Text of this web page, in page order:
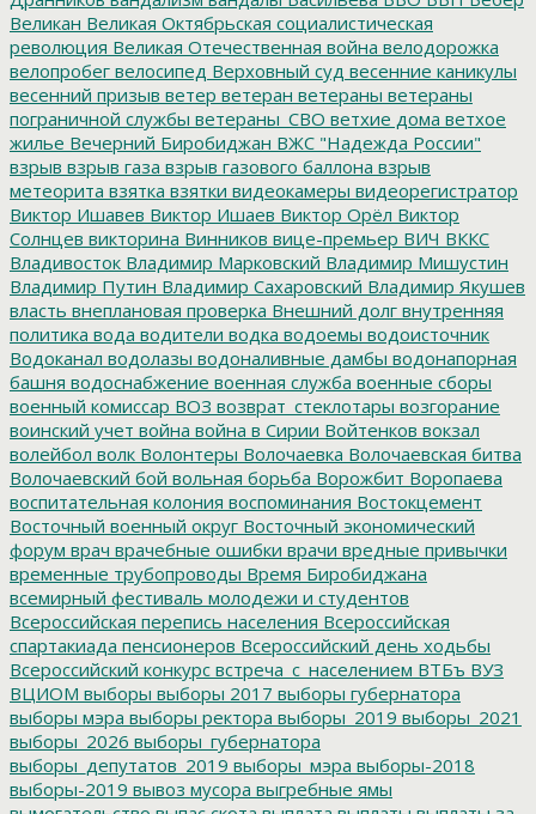
Великан Великая Октябрьская социалистическая
революция Великая Отечественная война велодорожка
велопробег велосипед Верховный суд весенние каникулы
весенний призыв ветер ветеран ветераны ветераны
пограничной службы ветераны_СВО ветхие дома ветхое
жилье Вечерний Биробиджан ВЖС "Надежда России"
взрыв взрыв газа взрыв газового баллона взрыв
метеорита взятка взятки видеокамеры видеорегистратор
Виктор Ишавев Виктор Ишаев Виктор Орёл Виктор
Солнцев викторина Винников вице-премьер ВИЧ ВККС
Владивосток Владимир Марковский Владимир Мишустин
Владимир Путин Владимир Сахаровский Владимир Якушев
власть внеплановая проверка Внешний долг внутренняя
политика вода водители водка водоемы водоисточник
Водоканал водолазы водоналивные дамбы водонапорная
башня водоснабжение военная служба военные сборы
военный комиссар ВОЗ возврат_стеклотары возгорание
воинский учет война война в Сирии Войтенков вокзал
волейбол волк Волонтеры Волочаевка Волочаевская битва
Волочаевский бой вольная борьба Ворожбит Воропаева
воспитательная колония воспоминания Востокцемент
Восточный военный округ Восточный экономический
форум врач врачебные ошибки врачи вредные привычки
временные трубопроводы Время Биробиджана
всемирный фестиваль молодежи и студентов
Всероссийская перепись населения Всероссийская
спартакиада пенсионеров Всероссийский день ходьбы
Всероссийский конкурс встреча_с_населением ВТБъ ВУЗ
ВЦИОМ выборы выборы 2017 выборы губернатора
выборы мэра выборы ректора выборы_2019 выборы_2021
выборы_2026 выборы_губернатора
выборы_депутатов_2019 выборы_мэра выборы-2018
выборы-2019 вывоз мусора выгребные ямы